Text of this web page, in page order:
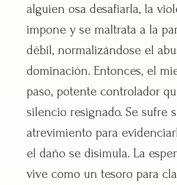
alguien osa desafiarla, la
impone y se maltrata a la
débil, normalizándose el
dominación. Entonces, el
paso, potente controlador
silencio resignado. Se sufre
atrevimiento para
el daño se disimula. La
vive como un tesoro para